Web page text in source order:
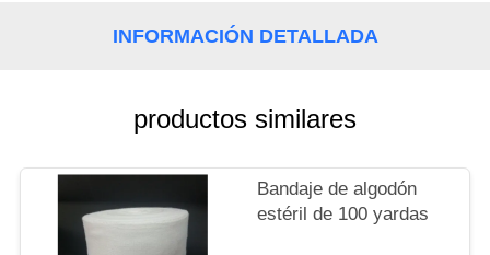
ÉNTRENOS
CONTACTO
CON
INFORMACIÓN DETALLADA
productos similares
Bandaje de algodón
estéril de 100 yardas